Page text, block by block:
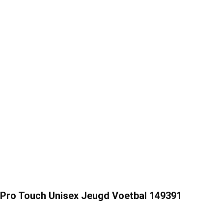
Pro Touch Unisex Jeugd Voetbal 149391